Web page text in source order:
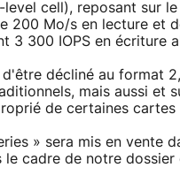
cell), reposant sur
200 Mo/s en lecture et
3 300 IOPS en écriture
d'être décliné au format
mais aussi et
de certaines
» sera mis en
le cadre de notre dossier